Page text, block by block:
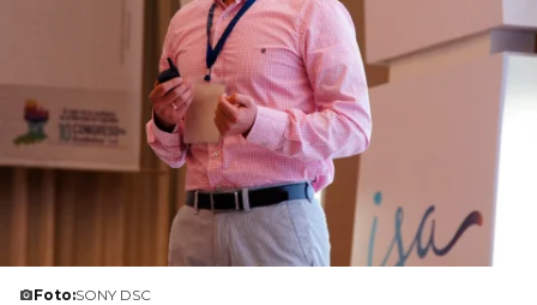
Foto:SONY DSC